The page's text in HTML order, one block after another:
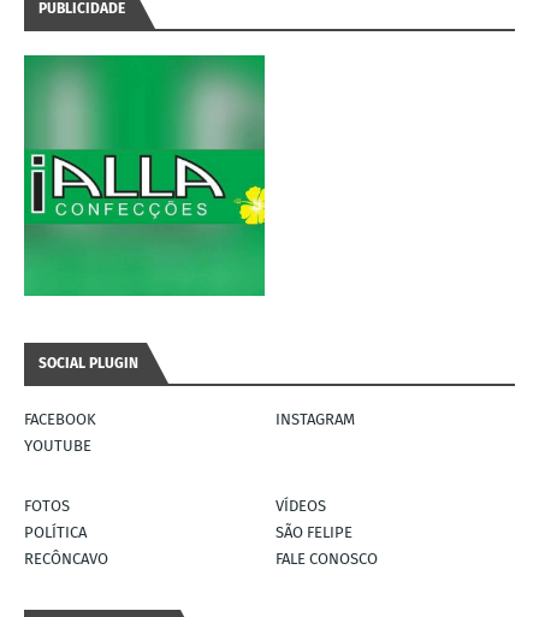
PUBLICIDADE
SOCIAL PLUGIN
FACEBOOK
INSTAGRAM
YOUTUBE
FOTOS
VÍDEOS
POLÍTICA
SÃO FELIPE
RECÔNCAVO
FALE CONOSCO